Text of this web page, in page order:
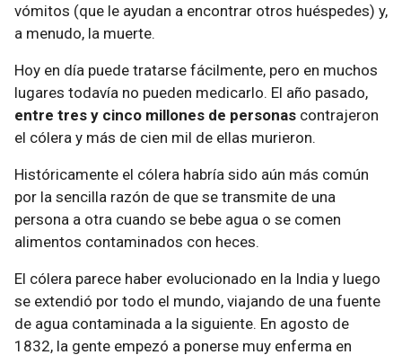
vómitos (que le ayudan a encontrar otros huéspedes) y,
a menudo, la muerte.
Hoy en día puede tratarse fácilmente, pero en muchos
lugares todavía no pueden medicarlo. El año pasado,
entre tres y cinco millones de personas contrajeron
el cólera y más de cien mil de ellas murieron.
Históricamente el cólera habría sido aún más común
por la sencilla razón de que se transmite de una
persona a otra cuando se bebe agua o se comen
alimentos contaminados con heces.
El cólera parece haber evolucionado en la India y luego
se extendió por todo el mundo, viajando de una fuente
de agua contaminada a la siguiente. En agosto de
1832, la gente empezó a ponerse muy enferma en